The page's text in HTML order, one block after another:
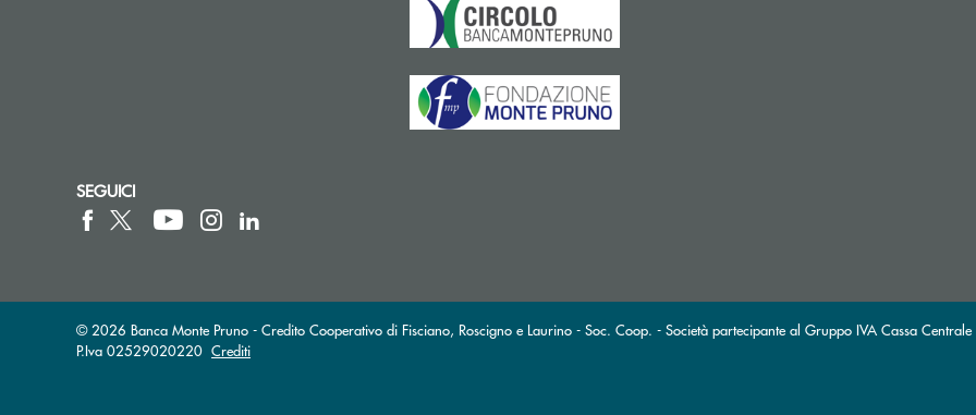
SEGUICI
© 2026 Banca Monte Pruno - Credito Cooperativo di Fisciano, Roscigno e Laurino - Soc. Coop. - Società partecipante al Gruppo IVA Cassa Centrale
P.Iva 02529020220 Crediti